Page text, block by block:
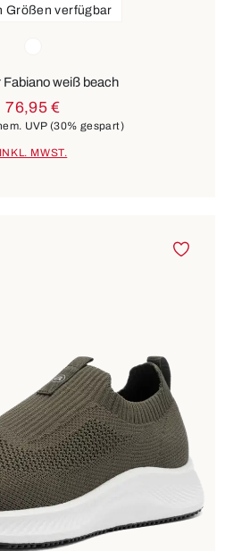
Größen verfügbar
weiß beach
76,95 €
UVP(30% gespart)
INKL. MWST.